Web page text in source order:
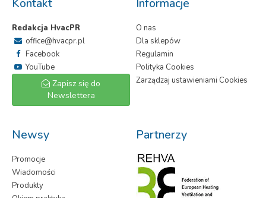
Kontakt
Redakcja HvacPR
office@hvacpr.pl
Facebook
YouTube
Zapisz się do
Newslettera
Informacje
O nas
Dla sklepów
Regulamin
Polityka Cookies
Zarządzaj ustawieniami Cookies
Newsy
Promocje
Wiadomości
Produkty
Partnerzy